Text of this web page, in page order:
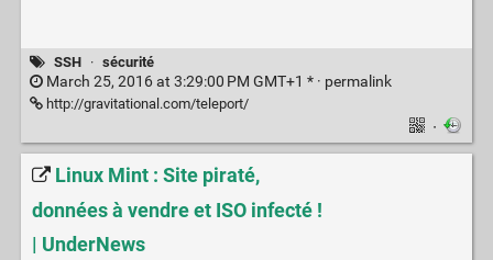
SSH · sécurité
March 25, 2016 at 3:29:00 PM GMT+1 * · permalink
http://gravitational.com/teleport/
·
Linux Mint : Site piraté,
données à vendre et ISO infecté !
| UnderNews